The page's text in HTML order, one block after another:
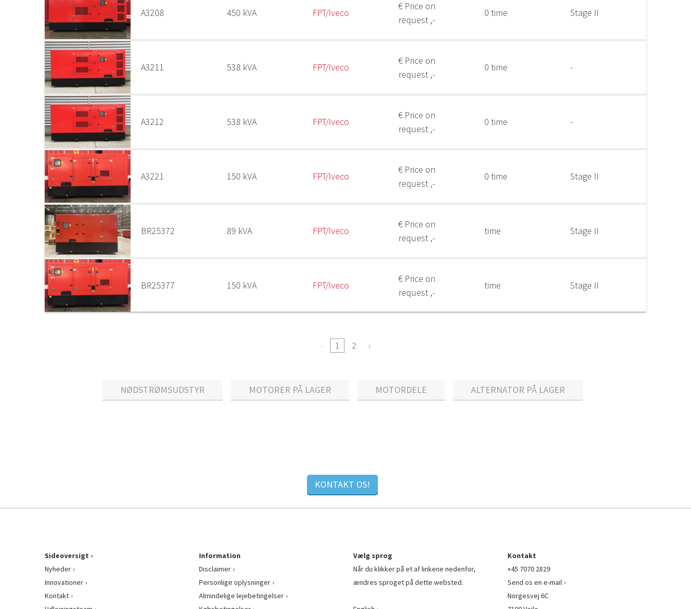
A3208 450 kVA FPT/Iveco
€ Price on
request ,-
0 time Stage II
A3211 538 kVA FPT/Iveco
€ Price on
request ,-
0 time -
A3212 538 kVA FPT/Iveco
€ Price on
request ,-
0 time -
A3221 150 kVA FPT/Iveco
€ Price on
request ,-
0 time Stage II
BR25372 89 kVA FPT/Iveco
€ Price on
request ,-
time Stage II
BR25377 150 kVA FPT/Iveco
€ Price on
request ,-
time Stage II
1 2
NØDSTRØMSUDSTYR MOTORER PÅ LAGER MOTORDELE ALTERNATOR PÅ LAGER
KONTAKT OS!
Sideoversigt
Nyheder
Innovationer
Kontakt
Information
Disclaimer
Personlige oplysninger
Almindelige lejebetingelser
Vælg sprog
Når du klikker på et af linkene nedenfor,
ændres sproget på dette websted.
Kontakt
+45 7070 2829
Send os en e-mail
Norgesvej 6C